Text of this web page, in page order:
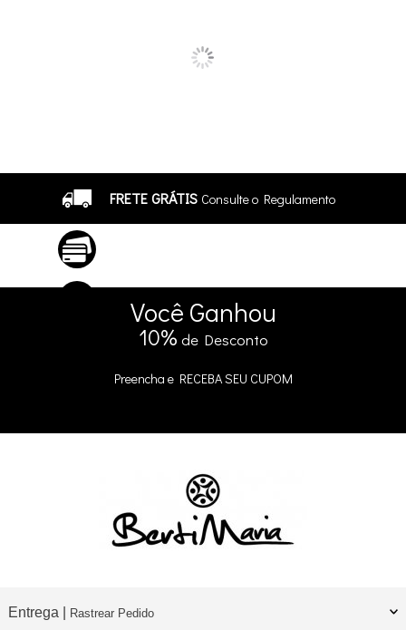
FRETE GRÁTIS Consulte o Regulamento
5% DE DESCONTO no Pix e Boleto
Você Ganhou
10% de Desconto
Preencha e RECEBA SEU CUPOM
Entrega | Rastrear Pedido